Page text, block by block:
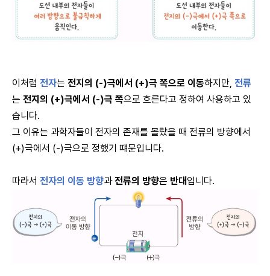
이처럼 전자는 전지의 (-)극에서 (+)극 쪽으로 이동하지만, 전류
는 전지의 (+)극에서 (-)극 쪽으로 흐른다고 정하여 사용하고 있
습니다.
그 이유는 과학자들이 전자의 존재를 몰랐을 때 전류의 방향에서
(+)극에서 (-)극으로 정했기 떄문입니다.
따라서 전자의 이동 방향과전류의 방향은 반대입니다.